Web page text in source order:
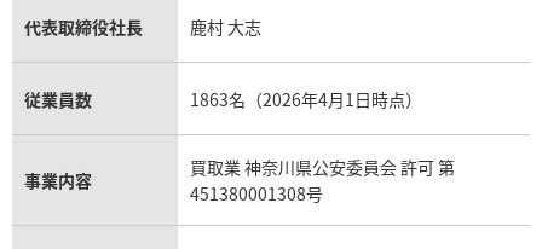
代表取締役社長 鹿村 大志
従業員数 1863名（2026年4月1日時点）
事業内容
買取業 神奈川県公安委員会 許可 第
451380001308号